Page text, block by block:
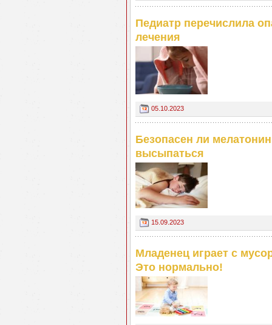
Педиатр перечислила
лечения
05.10.2023
Безопасен ли
высыпаться
15.09.2023
Младенец играет с
Это нормально!